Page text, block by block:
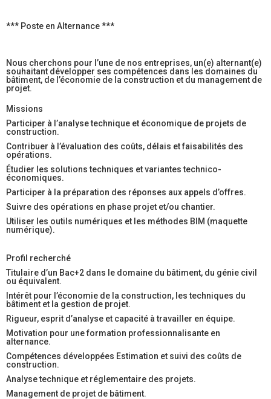
*** Poste en Alternance ***
Nous cherchons pour l’une de nos entreprises, un(e) alternant(e)
souhaitant développer ses compétences dans les domaines du
bâtiment, de l’économie de la construction et du management de
projet.
Missions
Participer à l’analyse technique et économique de projets de
construction.
Contribuer à l’évaluation des coûts, délais et faisabilités des
opérations.
Étudier les solutions techniques et variantes technico-
économiques.
Participer à la préparation des réponses aux appels d’offres.
Suivre des opérations en phase projet et/ou chantier.
Utiliser les outils numériques et les méthodes BIM (maquette
numérique).
Profil recherché
Titulaire d’un Bac+2 dans le domaine du bâtiment, du génie civil
ou équivalent.
Intérêt pour l’économie de la construction, les techniques du
bâtiment et la gestion de projet.
Rigueur, esprit d’analyse et capacité à travailler en équipe.
Motivation pour une formation professionnalisante en
alternance.
Compétences développées Estimation et suivi des coûts de
construction.
Analyse technique et réglementaire des projets.
Management de projet de bâtiment.